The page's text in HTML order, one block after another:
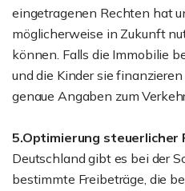
eingetragenen Rechten hat
möglicherweise in Zukunft
können. Falls die Immobilie
und die Kinder sie
genaue Angaben zum
5.Optimierung steuerlicher
Deutschland gibt es bei der
bestimmte Freibeträge, die